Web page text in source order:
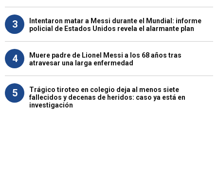
3
Intentaron matar a Messi durante el Mundial: informe
policial de Estados Unidos revela el alarmante plan
4
Muere padre de Lionel Messi a los 68 años tras
atravesar una larga enfermedad
5
Trágico tiroteo en colegio deja al menos siete
fallecidos y decenas de heridos: caso ya está en
investigación